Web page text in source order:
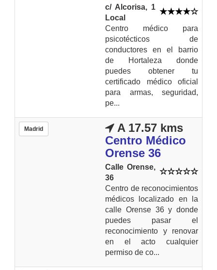
c/ Alcorisa, 1
Local
Centro médico para
psicotécticos de
conductores en el barrio
de Hortaleza donde
puedes obtener tu
certificado médico oficial
para armas, seguridad,
pe...
Madrid
A 17.57 kms
Centro Médico
Orense 36
Calle Orense,
36
Centro de reconocimientos
médicos localizado en la
calle Orense 36 y donde
puedes pasar el
reconocimiento y renovar
en el acto cualquier
permiso de co...